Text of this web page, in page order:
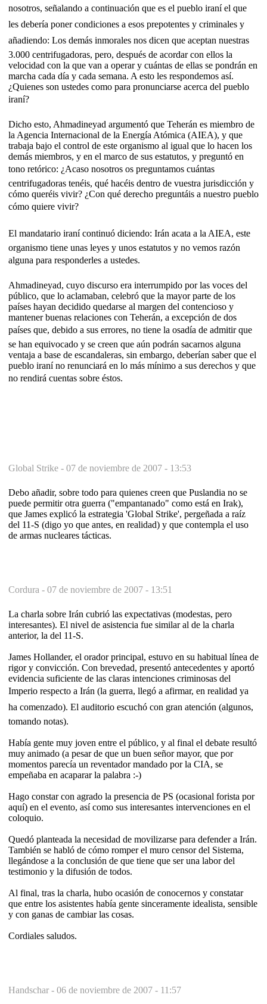
nosotros, señalando a continuación que es el pueblo iraní el que
les debería poner condiciones a esos prepotentes y criminales y
añadiendo: Los demás inmorales nos dicen que aceptan nuestras
3.000 centrifugadoras, pero, después de acordar con ellos la
velocidad con la que van a operar y cuántas de ellas se pondrán en
marcha cada día y cada semana. A esto les respondemos así.
¿Quienes son ustedes como para pronunciarse acerca del pueblo
iraní?
Dicho esto, Ahmadineyad argumentó que Teherán es miembro de
la Agencia Internacional de la Energía Atómica (AIEA), y que
trabaja bajo el control de este organismo al igual que lo hacen los
demás miembros, y en el marco de sus estatutos, y preguntó en
tono retórico: ¿Acaso nosotros os preguntamos cuántas
centrifugadoras tenéis, qué hacéis dentro de vuestra jurisdicción y
cómo queréis vivir? ¿Con qué derecho preguntáis a nuestro pueblo
cómo quiere vivir?
El mandatario iraní continuó diciendo: Irán acata a la AIEA, este
organismo tiene unas leyes y unos estatutos y no vemos razón
alguna para responderles a ustedes.
Ahmadineyad, cuyo discurso era interrumpido por las voces del
público, que lo aclamaban, celebró que la mayor parte de los
países hayan decidido quedarse al margen del contencioso y
mantener buenas relaciones con Teherán, a excepción de dos
países que, debido a sus errores, no tiene la osadía de admitir que
se han equivocado y se creen que aún podrán sacarnos alguna
ventaja a base de escandaleras, sin embargo, deberían saber que el
pueblo iraní no renunciará en lo más mínimo a sus derechos y que
no rendirá cuentas sobre éstos.
Global Strike - 07 de noviembre de 2007 - 13:53
Debo añadir, sobre todo para quienes creen que Puslandia no se
puede permitir otra guerra ("empantanado" como está en Irak),
que James explicó la estrategia 'Global Strike', pergeñada a raíz
del 11-S (digo yo que antes, en realidad) y que contempla el uso
de armas nucleares tácticas.
Cordura - 07 de noviembre de 2007 - 13:51
La charla sobre Irán cubrió las expectativas (modestas, pero
interesantes). El nivel de asistencia fue similar al de la charla
anterior, la del 11-S.
James Hollander, el orador principal, estuvo en su habitual línea de
rigor y convicción. Con brevedad, presentó antecedentes y aportó
evidencia suficiente de las claras intenciones criminosas del
Imperio respecto a Irán (la guerra, llegó a afirmar, en realidad ya
ha comenzado). El auditorio escuchó con gran atención (algunos,
tomando notas).
Había gente muy joven entre el público, y al final el debate resultó
muy animado (a pesar de que un buen señor mayor, que por
momentos parecía un reventador mandado por la CIA, se
empeñaba en acaparar la palabra :-)
Hago constar con agrado la presencia de PS (ocasional forista por
aquí) en el evento, así como sus interesantes intervenciones en el
coloquio.
Quedó planteada la necesidad de movilizarse para defender a Irán.
También se habló de cómo romper el muro censor del Sistema,
llegándose a la conclusión de que tiene que ser una labor del
testimonio y la difusión de todos.
Al final, tras la charla, hubo ocasión de conocernos y constatar
que entre los asistentes había gente sinceramente idealista, sensible
y con ganas de cambiar las cosas.
Cordiales saludos.
Handschar - 06 de noviembre de 2007 - 11:57